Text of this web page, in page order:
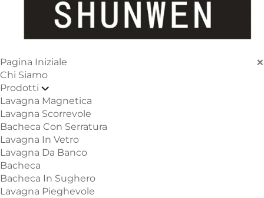
×
Pagina Iniziale
Chi Siamo
Prodotti
Lavagna Magnetica
Lavagna Scorrevole
Bacheca Con Serratura
Lavagna In Vetro
Lavagna Da Banco
Bacheca
Bacheca In Sughero
Lavagna Pieghevole